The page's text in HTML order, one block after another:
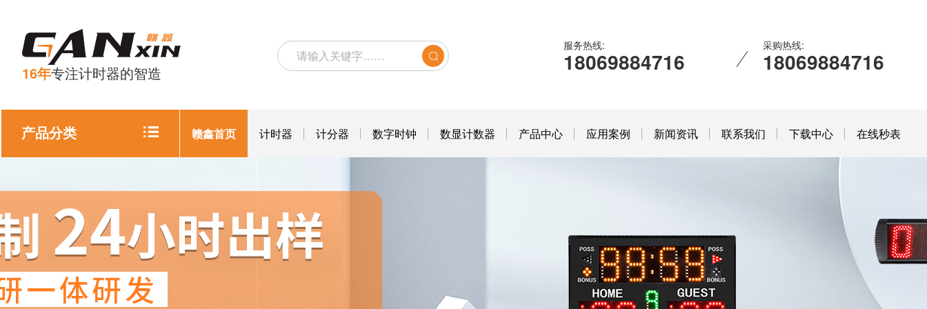
16年专注计时器的智造
服务热线:
18069884716
采购热线:
18069884716
产品分类 赣鑫首页 计时器 计分器 数字时钟 数显计数器 产品中心 应用案例 新闻资讯 联系我们 下载中心 在线秒表